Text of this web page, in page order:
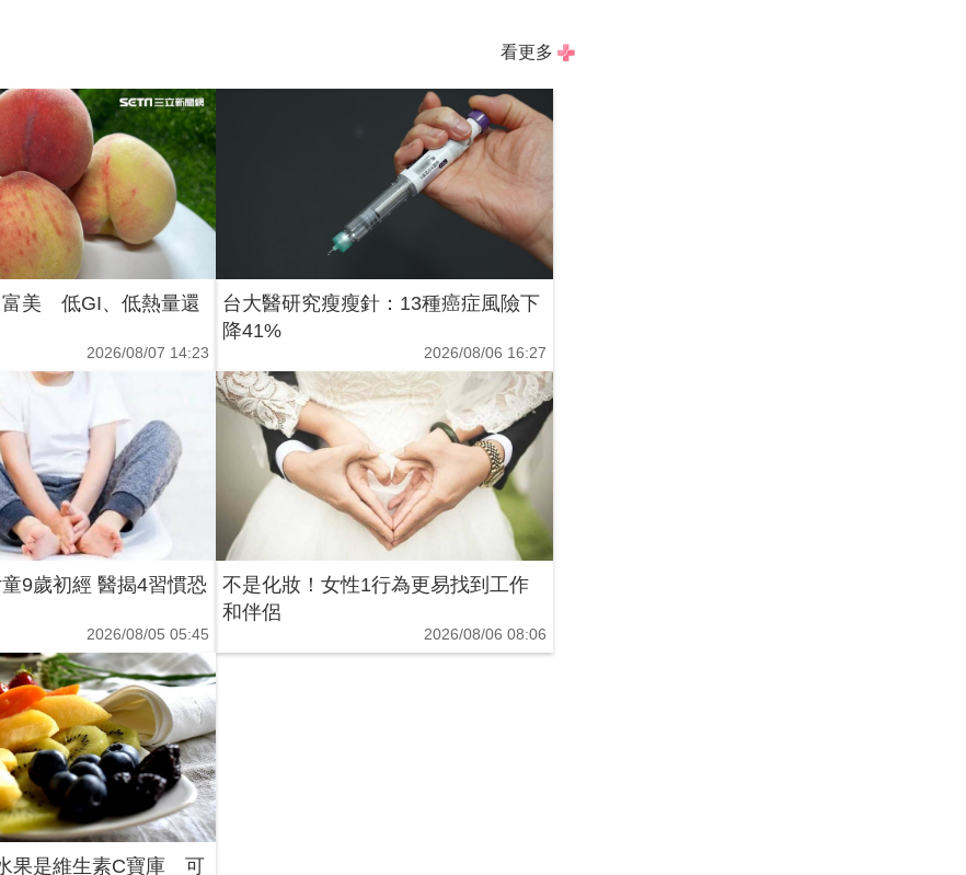
看更多
富美 低GI、低熱量還
2026/08/07 14:23
台大醫研究瘦瘦針：13種癌症風險下
降41%
2026/08/06 16:27
9歲初經 醫揭4習慣恐
2026/08/05 05:45
不是化妝！女性1行為更易找到工作
和伴侶
2026/08/06 08:06
果是維生素C寶庫 可